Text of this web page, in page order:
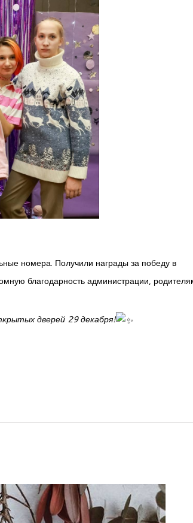
номера. Получили награды за победу в
благодарность администрации,
дверей 29 декабря!